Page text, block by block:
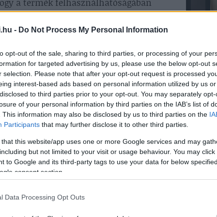
- Do Not Process My Personal Information
opt-out of the sale, sharing to third parties, or processing of your
for targeted advertising by us, please use the below opt-out
selection. Please note that after your opt-out request is processed
interest-based ads based on personal information utilized by us
to third parties prior to your opt-out. You may separately
of your personal information by third parties on the IAB’s list of
This information may also be disclosed by us to third parties on the
Participants that may further disclose it to other third parties.
that this website/app uses one or more Google services and may
but not limited to your visit or usage behaviour. You may
to Google and its third-party tags to use your data for below
consent section.
Data Processing Opt Outs
kockázatok vonatkozásában.”
biztonságért
egyben a műkörmösök és a
útjára a Biztonságos Műköröm
edukatív tartalmakkal igyekszünk
gél lakkotviselő vendégek
az esetleges kockázatokkal és hiteles,
birtokában felelős döntést tudnak
/ viseljék” – emeli ki a szakember.
egy termék regisztrált a
(CPNP) olyan uniós adatbázis,
kell a forgalomba hozatal